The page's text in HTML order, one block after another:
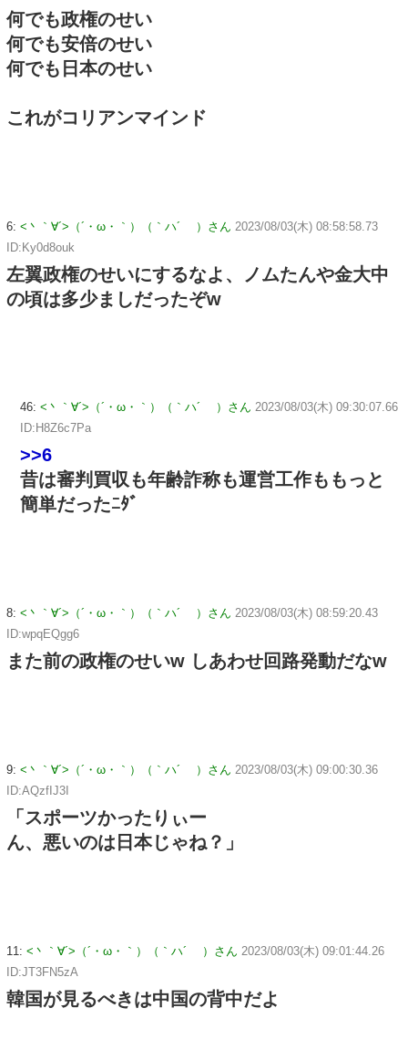
何でも政権のせい
何でも安倍のせい
何でも日本のせい
これがコリアンマインド
6: <丶｀∀´>（´・ω・｀）（｀ハ´ ）さん 2023/08/03(木) 08:58:58.73
ID:Ky0d8ouk
左翼政権のせいにするなよ、ノムたんや金大中
の頃は多少ましだったぞw
46: <丶｀∀´>（´・ω・｀）（｀ハ´ ）さん 2023/08/03(木) 09:30:07.66
ID:H8Z6c7Pa
>>6
昔は審判買収も年齢詐称も運営工作ももっと
簡単だったﾆﾀﾞ
8: <丶｀∀´>（´・ω・｀）（｀ハ´ ）さん 2023/08/03(木) 08:59:20.43
ID:wpqEQgg6
また前の政権のせいw しあわせ回路発動だなw
9: <丶｀∀´>（´・ω・｀）（｀ハ´ ）さん 2023/08/03(木) 09:00:30.36
ID:AQzfIJ3I
「スポーツかったりぃー
ん、悪いのは日本じゃね？」
11: <丶｀∀´>（´・ω・｀）（｀ハ´ ）さん 2023/08/03(木) 09:01:44.26
ID:JT3FN5zA
韓国が見るべきは中国の背中だよ